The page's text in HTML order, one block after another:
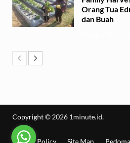
Orang Tua
dan Buah
Copyright © 2026 1minute.id.